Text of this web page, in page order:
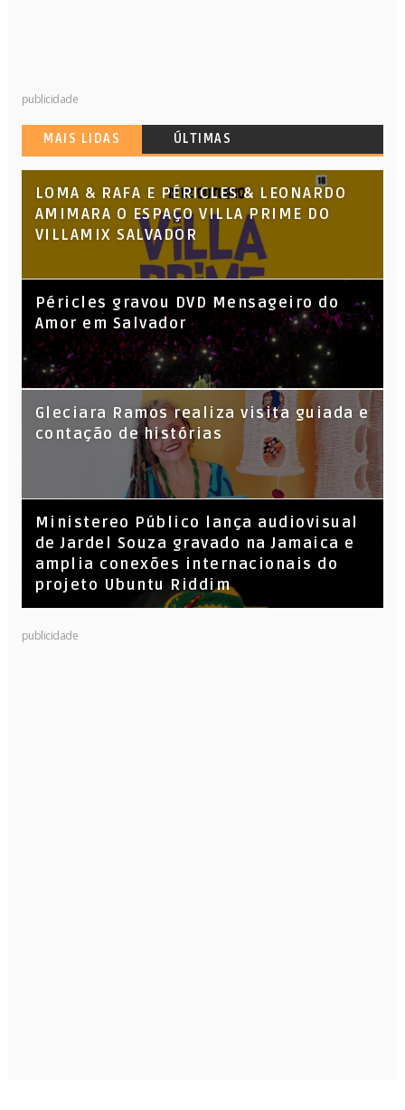
publicidade
MAIS LIDAS ÚLTIMAS
LOMA & RAFA E PÉRICLES & LEONARDO
AMIMARA O ESPAÇO VILLA PRIME DO
VILLAMIX SALVADOR
Péricles gravou DVD Mensageiro do
Amor em Salvador
KL Jay (Racionais MC’s), DJ Raíz e DJ
Leandro Vitrola na BIGSHAKE 14
Gleciara Ramos realiza visita guiada e
contação de histórias
​Ministereo Público lança audiovisual
de Jardel Souza gravado na Jamaica e
amplia conexões internacionais do
projeto Ubuntu Riddim
publicidade